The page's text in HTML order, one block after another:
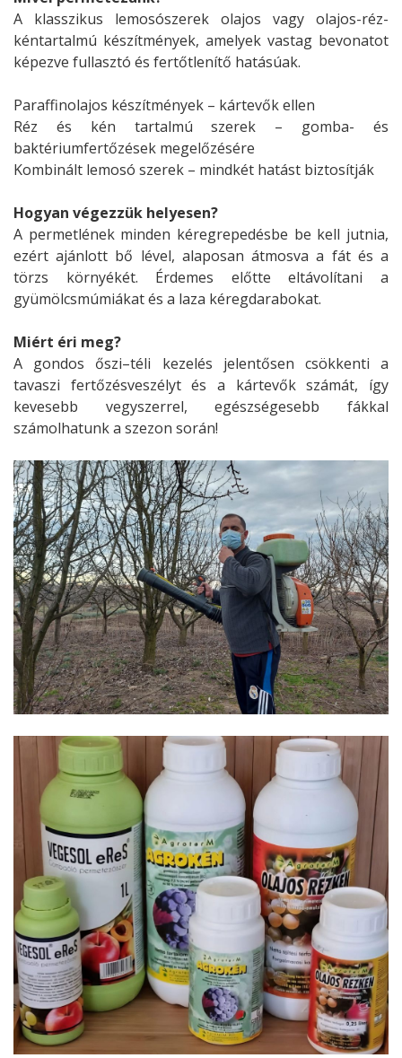
A klasszikus lemosószerek olajos vagy olajos-réz-
kéntartalmú készítmények, amelyek vastag bevonatot
képezve fullasztó és fertőtlenítő hatásúak.
Paraffinolajos készítmények – kártevők ellen
Réz és kén tartalmú szerek – gomba- és
baktériumfertőzések megelőzésére
Kombinált lemosó szerek – mindkét hatást biztosítják
Hogyan végezzük helyesen?
A permetlének minden kéregrepedésbe be kell jutnia,
ezért ajánlott bő lével, alaposan átmosva a fát és a
törzs környékét. Érdemes előtte eltávolítani a
gyümölcsmúmiákat és a laza kéregdarabokat.
Miért éri meg?
A gondos őszi–téli kezelés jelentősen csökkenti a
tavaszi fertőzésveszélyt és a kártevők számát, így
kevesebb vegyszerrel, egészségesebb fákkal
számolhatunk a szezon során!